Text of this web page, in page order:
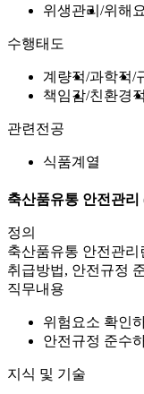
위생관리 위해
수행태도
계량적 과학적
책임감 친환경적
관련전공
식품계열
축산품유통 안전관리
정의
축산품유통 안전관리
취급방법, 안전규정
직무내용
위험요소 확인하
안전규정 준수하
지식 및 기술